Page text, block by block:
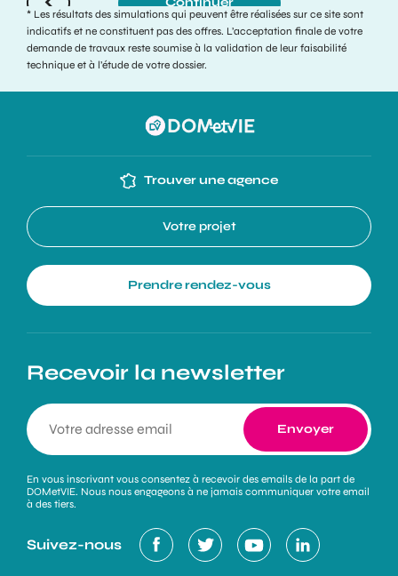
* Les résultats des simulations qui peuvent être réalisées sur ce site sont
indicatifs et ne constituent pas des offres. L’acceptation finale de votre
demande de travaux reste soumise à la validation de leur faisabilité
technique et à l’étude de votre dossier.
Trouver une agence
Votre projet
Prendre rendez-vous
Recevoir la newsletter
En vous inscrivant vous consentez à recevoir des emails de la part de
DOMetVIE. Nous nous engageons à ne jamais communiquer votre email
à des tiers.
Suivez-nous